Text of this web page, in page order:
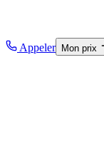
Appeler Mon prix